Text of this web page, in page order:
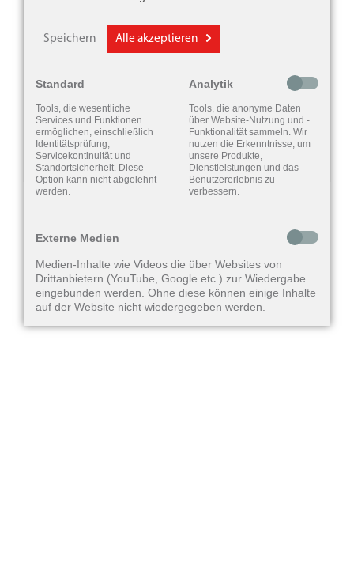
Medien nicht angezeigt werden.
Aktivieren Sie "Externe Inhalte" in
Inhalte anzuzeigen.
Cookie-Einstellungen
Speichern Alle akzeptieren
Standard
Tools, die wesentliche
Services und Funktionen
ermöglichen, einschließlich
Identitätsprüfung,
Servicekontinuität und
Standortsicherheit. Diese
Option kann nicht abgelehnt
werden.
Analytik
Tools, die anonyme Daten
über Website-Nutzung und -
Funktionalität sammeln. Wir
nutzen die Erkenntnisse, um
unsere Produkte,
Dienstleistungen und das
Benutzererlebnis zu
verbessern.
Externe Medien
Medien-Inhalte wie Videos die über Websites von
Drittanbietern (YouTube, Google etc.) zur Wiedergabe
eingebunden werden. Ohne diese können einige Inhalte
auf der Website nicht wiedergegeben werden.